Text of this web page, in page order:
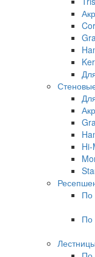
По
По
Лестницы